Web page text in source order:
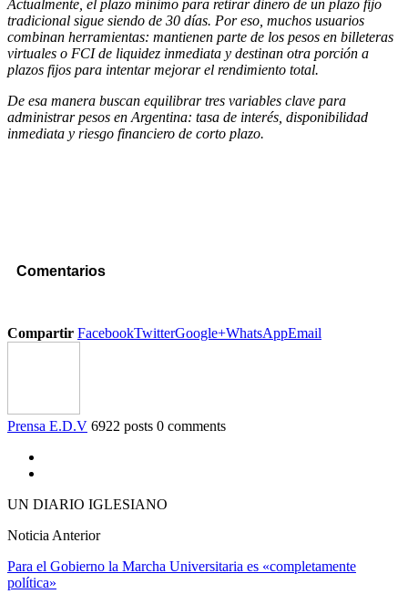
Actualmente, el plazo mínimo para retirar dinero de un plazo fijo
tradicional sigue siendo de 30 días. Por eso, muchos usuarios
combinan herramientas: mantienen parte de los pesos en billeteras
virtuales o FCI de liquidez inmediata y destinan otra porción a
plazos fijos para intentar mejorar el rendimiento total.
De esa manera buscan equilibrar tres variables clave para
administrar pesos en Argentina: tasa de interés, disponibilidad
inmediata y riesgo financiero de corto plazo.
Comentarios
Compartir FacebookTwitterGoogle+WhatsAppEmail
Prensa E.D.V 6922 posts 0 comments
UN DIARIO IGLESIANO
Noticia Anterior
Para el Gobierno la Marcha Universitaria es «completamente
política»